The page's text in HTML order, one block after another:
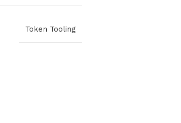
Token Tooling